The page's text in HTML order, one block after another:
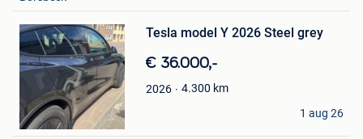
in
Mijn
Favorieten
Tesla model Y 2026 Steel grey
€ 36.000,-
2026 4.300 km
Pieter santens
Herdersem
1 aug 26